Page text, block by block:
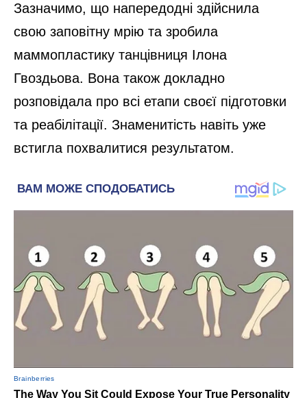
Зазначимо, що напередодні здійснила
свою заповітну мрію та зробила
маммопластику танцівниця Ілона
Гвоздьова. Вона також докладно
розповідала про всі етапи своєї підготовки
та реабілітації. Знаменитість навіть уже
встигла похвалитися результатом.